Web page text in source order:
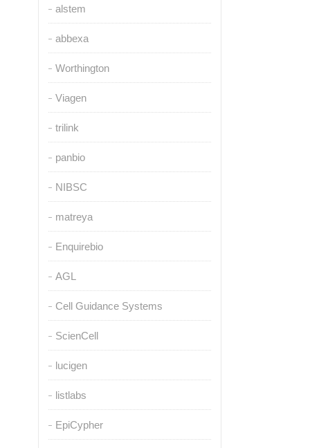
alstem
abbexa
Worthington
Viagen
trilink
panbio
NIBSC
matreya
Enquirebio
AGL
Cell Guidance Systems
ScienCell
lucigen
listlabs
EpiCypher